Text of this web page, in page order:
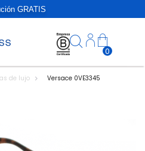
GRATIS
0
de lujo Versace 0VE3345